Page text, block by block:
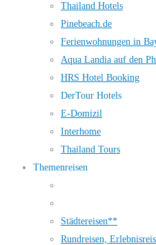
Thailand Hotels
Pinebeach.de
Ferienwohnungen in
Aqua Landia auf den
HRS Hotel Booking
DerTour Hotels
E-Domizil
Interhome
Thailand Tours
Themenreisen
Städtereisen**
Rundreisen,